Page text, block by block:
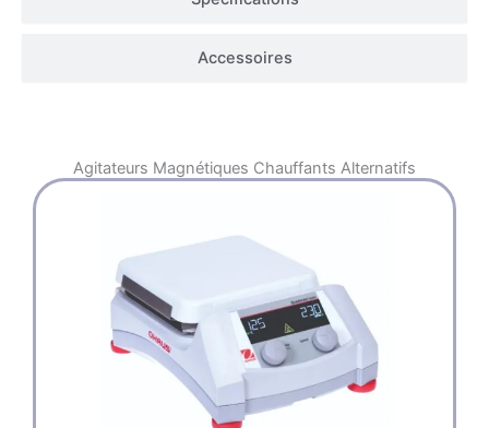
Accessoires
Agitateurs Magnétiques Chauffants Alternatifs